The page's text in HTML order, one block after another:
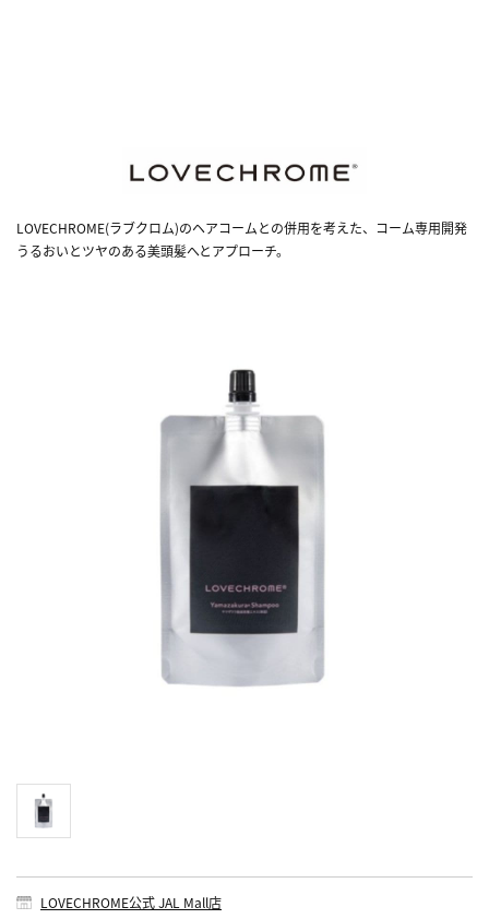
LOVECHROME(ラブクロム)のヘアコームとの併用を考えた、コーム専用開発
うるおいとツヤのある美頭髪へとアプローチ。
LOVECHROME公式 JAL Mall店